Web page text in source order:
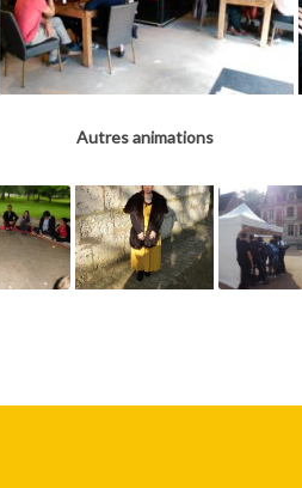
Autres animations